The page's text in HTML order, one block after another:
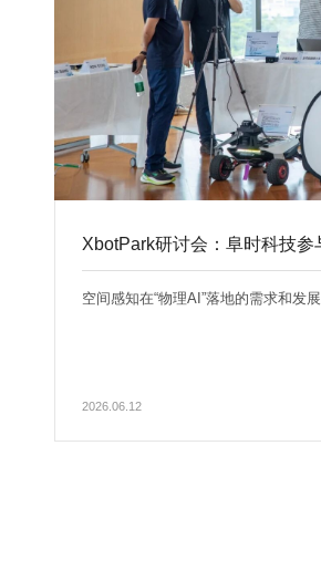
空间感知在“物理AI”落地的需求和发展
2026.06.12